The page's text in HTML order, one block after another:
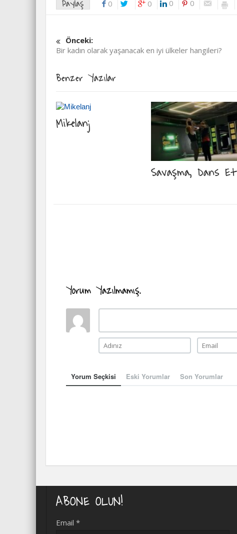
Paylaş 0 0 0 0
Önceki:
Bir kadın olarak yaşanacak en iyi ülkeler hangileri?
Benzer Yazılar
Mikelanj
Savaşma, Dans Et
Yorum Yazılmamış.
Yorum Seçkisi Eski Yorumlar Son Yorumlar
ABONE OLUN!
Email *